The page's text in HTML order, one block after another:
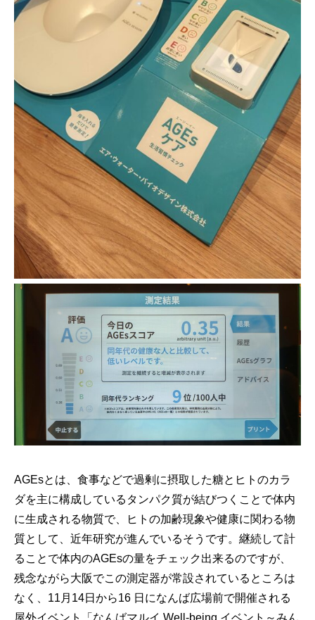
AGEsとは、食事などで過剰に摂取した糖とヒトのカラ
ダを主に構成しているタンパク質が結びつくことで体内
に生成される物質で、ヒトの加齢現象や健康に関わる物
質として、近年研究が進んでいるそうです。継続して計
ることで体内のAGEsの量をチェック出来るのですが、
残念ながら大阪でこの測定器が常設されているところは
なく、11月14日から16 日になんば広場前で開催される
屋外イベント「なんばマルイ Well-being イベント～みん